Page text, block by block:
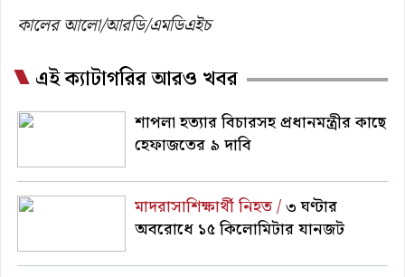
কালের আলো/আরডি/এমডিএইচ
এই ক্যাটাগরির আরও খবর
শাপলা হত্যার বিচারসহ প্রধানমন্ত্রীর কাছে
হেফাজতের ৯ দাবি
মাদরাসাশিক্ষার্থী নিহত /৩ ঘণ্টার
অবরোধে ১৫ কিলোমিটার যানজট